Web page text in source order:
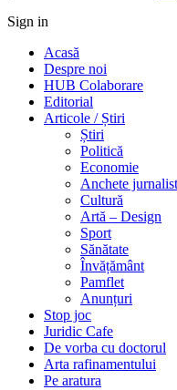
Sign in
Acasă
Despre noi
HUB Colaborare
Editorial
Articole / Știri
Știri
Politică
Economie
Anchete
Cultură
Artă – Design
Sport
Sănătate
Învățământ
Pamflet
Anunțuri
Stop joc
Juridic Cafe
De vorba cu doctorul
Arta rafinamentului
Pe aratura